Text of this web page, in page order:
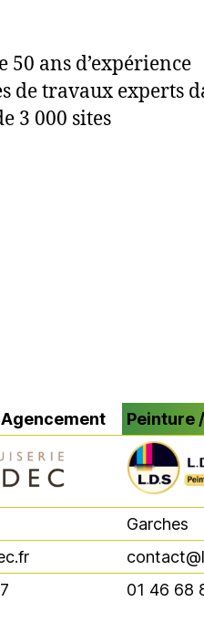
ans d’expérience
travaux experts
000 sites
Peinture
Peinture
Garches
01 46 68